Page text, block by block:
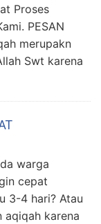
Proses
PESAN
merupakn
Swt karena
warga
cepat
3-4 hari? Atau
aqiqah karena